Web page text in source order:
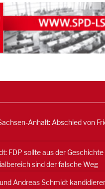
Anhalt: Abschied von
FDP sollte aus der Geschichte
sind der falsche Weg
Andreas Schmidt